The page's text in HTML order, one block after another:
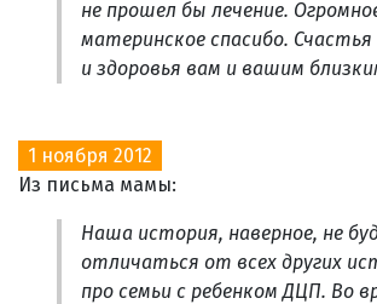
не прошел бы лечение.
материнское спасибо. Счастья
и здоровья вам и вашим
1 ноября 2012
Из письма мамы:
Наша история, наверное, не
отличаться от всех других
про семьи с ребенком ДЦП. Во